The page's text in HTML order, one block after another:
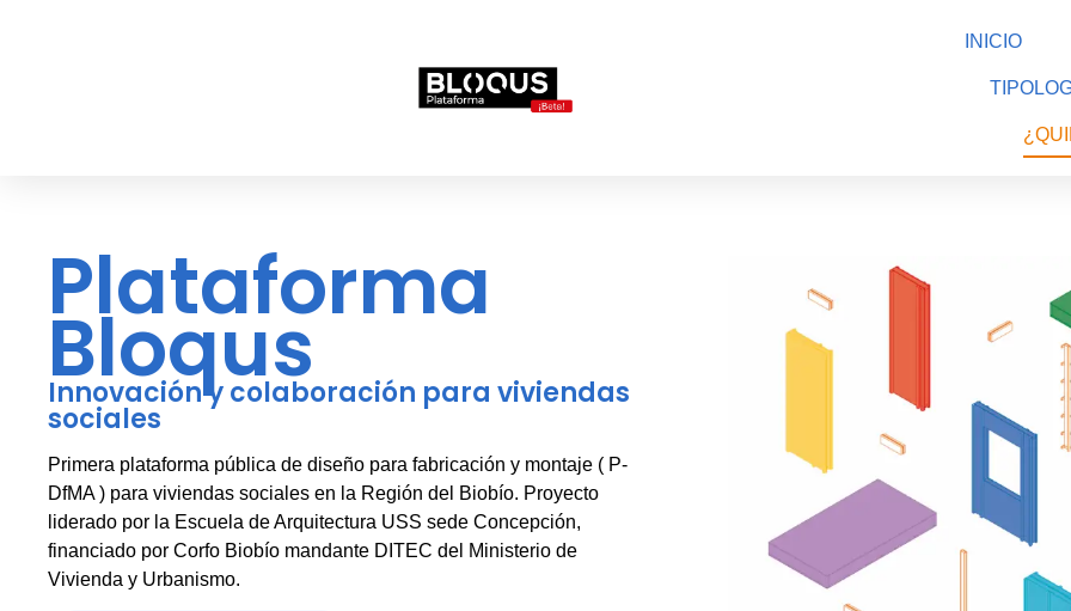
INICIO
Plataforma
Bloqus
Innovación y colaboración para viviendas
sociales
Primera plataforma pública de diseño para fabricación y montaje ( P-
DfMA ) para viviendas sociales en la Región del Biobío. Proyecto
liderado por la Escuela de Arquitectura USS sede Concepción,
financiado por Corfo Biobío mandante DITEC del Ministerio de
Vivienda y Urbanismo.